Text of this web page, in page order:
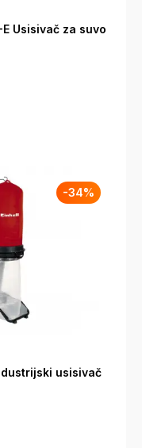
E Usisivač za suvo
-34%
usisivač